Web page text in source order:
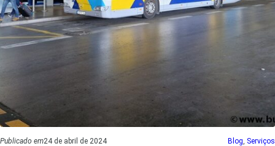
Publicado em24 de abril de 2024 Blog, Serviços